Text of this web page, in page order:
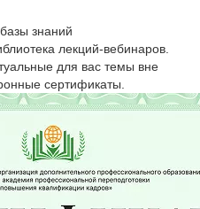
знаний
лекций-вебинаров.
для вас темы вне
сертификаты.